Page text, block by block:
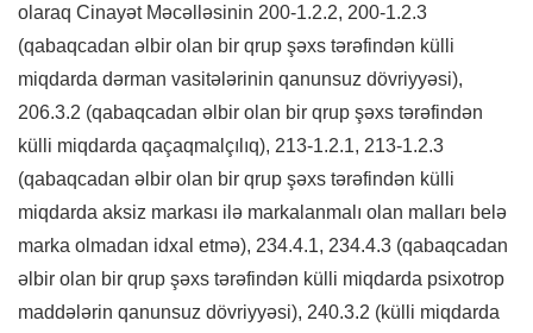
olaraq Cinayət Məcəlləsinin 200-1.2.2, 200-1.2.3
(qabaqcadan əlbir olan bir qrup şəxs tərəfindən külli
miqdarda dərman vasitələrinin qanunsuz dövriyyəsi),
206.3.2 (qabaqcadan əlbir olan bir qrup şəxs tərəfindən
külli miqdarda qaçaqmalçılıq), 213-1.2.1, 213-1.2.3
(qabaqcadan əlbir olan bir qrup şəxs tərəfindən külli
miqdarda aksiz markası ilə markalanmalı olan malları belə
marka olmadan idxal etmə), 234.4.1, 234.4.3 (qabaqcadan
əlbir olan bir qrup şəxs tərəfindən külli miqdarda psixotrop
maddələrin qanunsuz dövriyyəsi), 240.3.2 (külli miqdarda